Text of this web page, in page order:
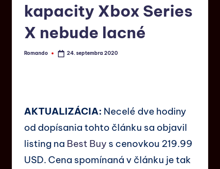
kapacity Xbox Series
X nebude lacné
Romando 24. septembra 2020
AKTUALIZÁCIA: Necelé dve hodiny
od dopísania tohto článku sa objavil
listing na Best Buy s cenovkou 219.99
USD. Cena spomínaná v článku je tak